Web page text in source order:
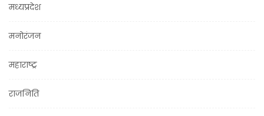
मध्यप्रदेश
मनोरंजन
महाराष्ट्र
राजनिति